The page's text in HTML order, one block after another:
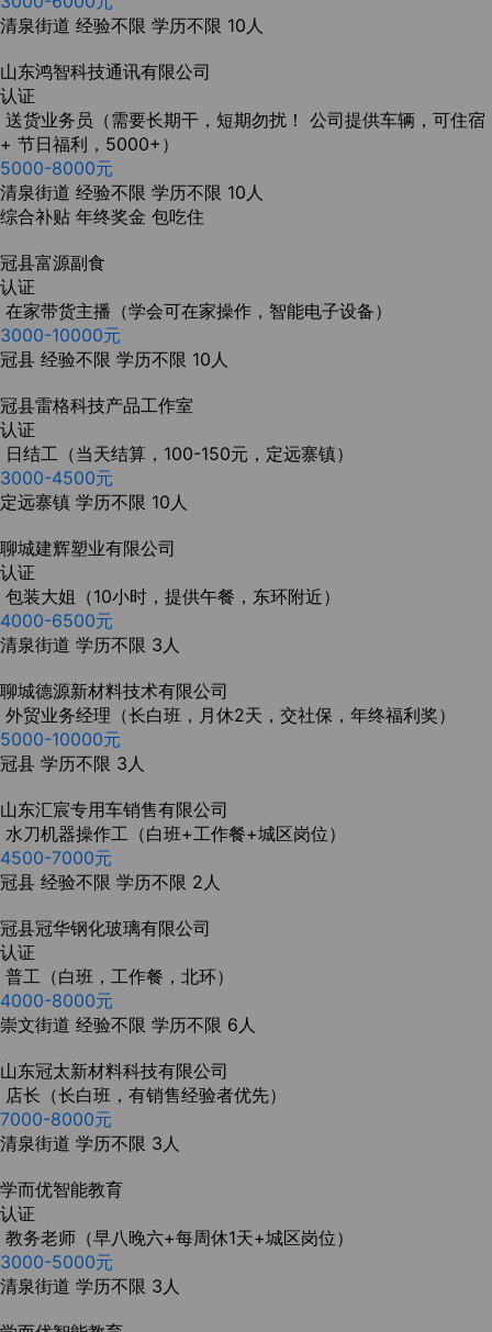
清泉街道 经验不限 学历不限 10人
山东鸿智科技通讯有限公司
认证
送货业务员（需要长期干，短期勿扰！ 公司提供车辆，可住宿
+ 节日福利，5000+）
5000-8000元
清泉街道 经验不限 学历不限 10人
综合补贴 年终奖金 包吃住
冠县富源副食
认证
在家带货主播（学会可在家操作，智能电子设备）
3000-10000元
冠县 经验不限 学历不限 10人
冠县雷格科技产品工作室
认证
日结工（当天结算，100-150元，定远寨镇）
3000-4500元
定远寨镇 学历不限 10人
聊城建辉塑业有限公司
认证
包装大姐（10小时，提供午餐，东环附近）
4000-6500元
清泉街道 学历不限 3人
聊城德源新材料技术有限公司
外贸业务经理（长白班，月休2天，交社保，年终福利奖）
5000-10000元
冠县 学历不限 3人
山东汇宸专用车销售有限公司
水刀机器操作工（白班+工作餐+城区岗位）
4500-7000元
冠县 经验不限 学历不限 2人
冠县冠华钢化玻璃有限公司
认证
普工（白班，工作餐，北环）
4000-8000元
崇文街道 经验不限 学历不限 6人
山东冠太新材料科技有限公司
店长（长白班，有销售经验者优先）
7000-8000元
清泉街道 学历不限 3人
学而优智能教育
认证
教务老师（早八晚六+每周休1天+城区岗位）
3000-5000元
清泉街道 学历不限 3人